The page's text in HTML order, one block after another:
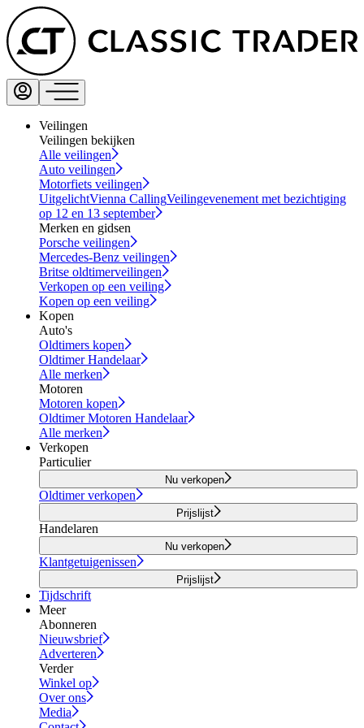
Veilingen
Veilingen bekijken
Alle veilingen
Auto veilingen
Motorfiets veilingen
UitgelichtVienna CallingVeilingevenement met bezichtiging
op 12 en 13 september
Merken en gidsen
Porsche veilingen
Mercedes-Benz veilingen
Britse oldtimerveilingen
Verkopen op een veiling
Kopen op een veiling
Kopen
Auto's
Oldtimers kopen
Oldtimer Handelaar
Alle merken
Motoren
Motoren kopen
Oldtimer Motoren Handelaar
Alle merken
Verkopen
Particulier
Nu verkopen
Oldtimer verkopen
Prijslijst
Handelaren
Nu verkopen
Klantgetuigenissen
Prijslijst
Tijdschrift
Meer
Abonneren
Nieuwsbrief
Adverteren
Verder
Winkel op
Over ons
Media